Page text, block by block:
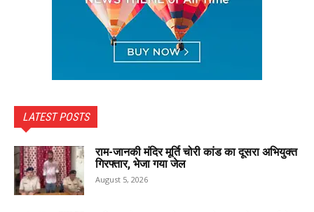
LATEST POSTS
राम-जानकी मंदिर मूर्ति चोरी कांड का दूसरा अभियुक्त
गिरफ्तार, भेजा गया जेल
August 5, 2026